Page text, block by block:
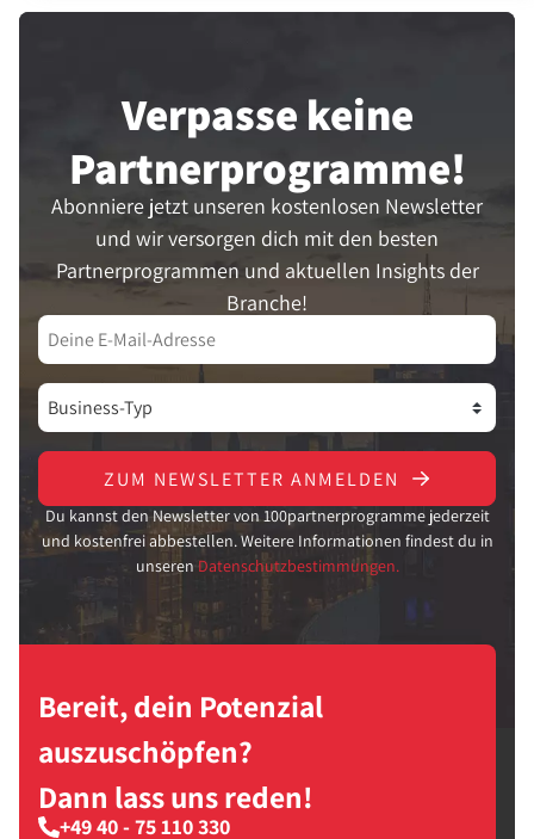
Verpasse keine
Partner­programme!
Abonniere jetzt unseren kostenlosen Newsletter
und wir versorgen dich mit den besten
Partnerprogrammen und aktuellen Insights der
Branche!
ZUM NEWSLETTER ANMELDEN
Du kannst den Newsletter von 100partnerprogramme jederzeit
und kostenfrei abbestellen. Weitere Informationen findest du in
unseren Datenschutzbestimmungen.
Bereit, dein Potenzial
auszuschöpfen?
Dann lass uns reden!
+49 40 - 75 110 330